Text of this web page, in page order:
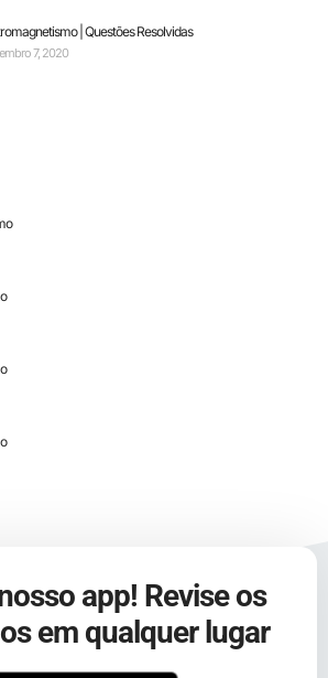
| Questões Resolvidas
7, 2020
app! Revise os
em qualquer lugar